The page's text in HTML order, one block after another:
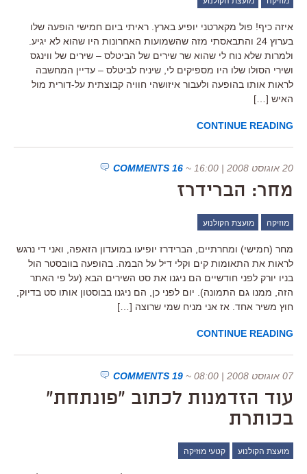
איזה כיף! פול מקארטני יופיע בארץ. ראיתי ביום חמישי הופעה שלו
בערוץ 24 והתבאסתי מזה שהשמועות האחרונות היו שהוא לא יגיע.
ולמרות שלא נוח לי שהוא שר שירים של הביטלס – שירים של ווינגס
ושירי הסולו שלו היו מספיקים לי, שיניח לביטלס – עדיין המחשבה
לראות אותו בהופעה ולעבור איזושהי חוויה קבוצתית על-דורית מול
האיש […]
CONTINUE READING
20 אוגוסט 2008 | 16:00 ~
16 COMMENTS
מחר: הברידרז
מוזיקה מועצת הקולנוע
מחר (חמישי) ומחרתיים, הברידרז יופיעו במועדון הזאפה, ואני די נרגש
לראות את התאומות קים וקלי דיל על הבמה. בהופעה בוובסטר הול
בניו יורק לפני חודשיים הם ניגנו את סט השירים הבא (על פי האתר
הזה, ממנו גם התמונה). יום לפני כן, הם ניגנו בבוסטון אותו סט בדיוק,
חוץ משיר אחד. אז אני מניח שמי שרוצה […]
CONTINUE READING
07 אוגוסט 2008 | 08:00 ~
19 COMMENTS
עוד הזדמנות לכתוב "פונתחת"
בכותרת
מועצת הקולנוע קטעי מוזיקה